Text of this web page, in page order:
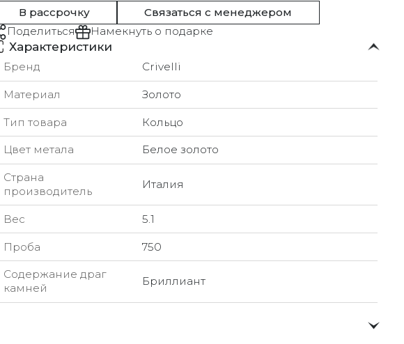
В рассрочку
Связаться с менеджером
Поделиться
Намекнуть о подарке
Характеристики
Бренд Crivelli
Материал Золото
Тип товара Кольцо
Цвет метала Белое золото
Страна
производитель
Италия
Вес 5.1
Проба 750
Содержание драг
камней
Бриллиант